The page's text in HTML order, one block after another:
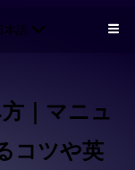
本語
｜マニュ
コツや英